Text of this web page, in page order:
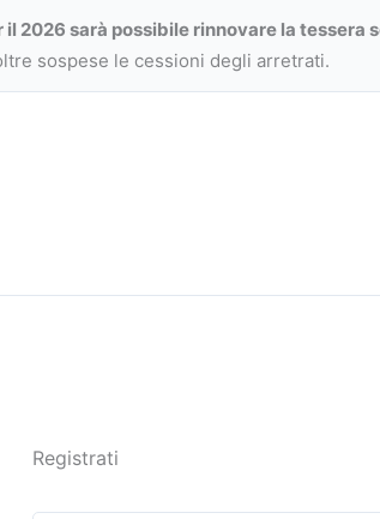
il 2026 sarà possibile rinnovare la tessera
sospese le cessioni degli arretrati.
Registrati